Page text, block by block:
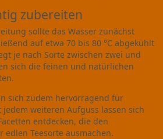
zubereiten
sollte das Wasser zunächst
auf etwa 70 bis 80 °C abgekühlt
je nach Sorte zwischen zwei und
sich die feinen und natürlichen
sich zudem hervorragend für
weiteren Aufguss lassen sich
entdecken, die den
edlen Teesorte ausmachen.